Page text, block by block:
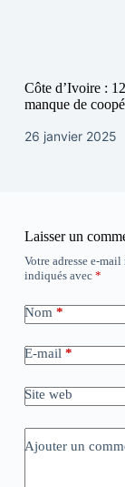
Côte d’Ivoire :
manque de
26 janvier 2025
Laisser un
Votre adresse e-
indiqués avec *
Nom*
E-mail*
Site web
Ajouter un